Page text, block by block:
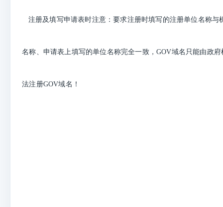
注册及填写申请表时注意：要求注册时填写的注册单位名称与
名称、申请表上填写的单位名称完全一致，GOV域名只能由政
法注册GOV域名！